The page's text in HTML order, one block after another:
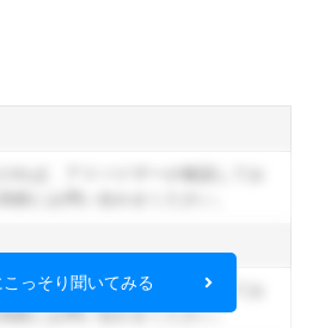
れば、アドバイザーが確認してお
軽にお問い合わせください。
っそり聞いてみる